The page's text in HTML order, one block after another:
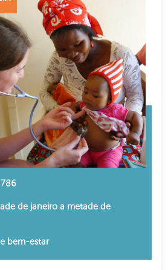
de janeiro a metade de
bem-estar